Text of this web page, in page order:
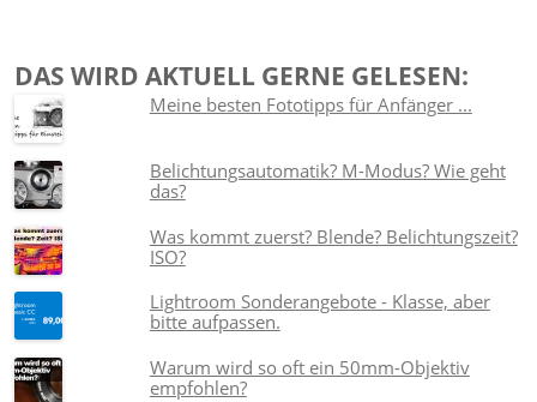
DAS WIRD AKTUELL GERNE GELESEN:
Meine besten Fototipps für Anfänger ...
Belichtungsautomatik? M-Modus? Wie geht
das?
Was kommt zuerst? Blende? Belichtungszeit?
ISO?
Lightroom Sonderangebote - Klasse, aber
bitte aufpassen.
Warum wird so oft ein 50mm-Objektiv
empfohlen?